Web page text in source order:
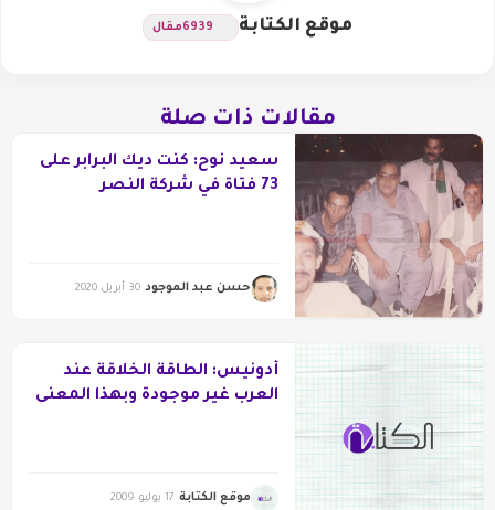
موقع الكتابة 6939مقال
مقالات ذات صلة
سعيد نوح: كنت ديك البرابر على
73 فتاة في شركة النصر
حسن عبد الموجود 30 أبريل 2020
أدونيس: الطاقة الخلاقة عند
العرب غير موجودة وبهذا المعنى
موقع الكتابة 17 يوليو 2009